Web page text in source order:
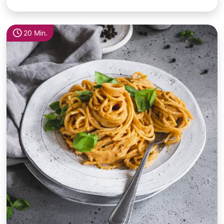
20 Min.